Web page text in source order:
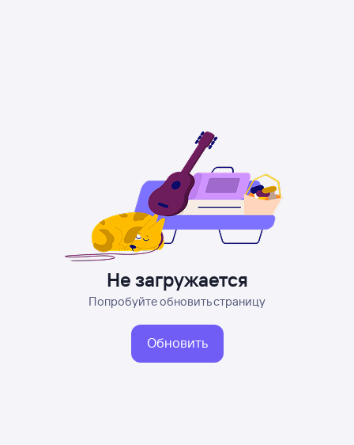
Не загружается
Попробуйте обновить страницу
Обновить